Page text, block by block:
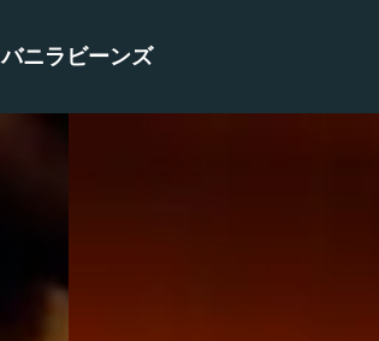
バニラビーンズ